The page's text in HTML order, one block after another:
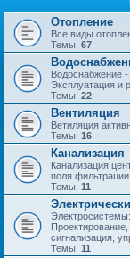
Отопление
Все виды
Темы: 67
Водоснабжение
Эксплуатация и
Темы: 22
Вентиляция
Ветиляция
Темы: 16
Канализация
Канализация
поля фильтрации.
Темы: 11
сигнализация,
Темы: 11